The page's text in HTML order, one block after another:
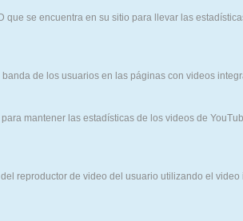
que se encuentra en su sitio para llevar las
banda de los usuarios en las páginas con videos
mantener las estadísticas de los videos de
reproductor de video del usuario utilizando el video